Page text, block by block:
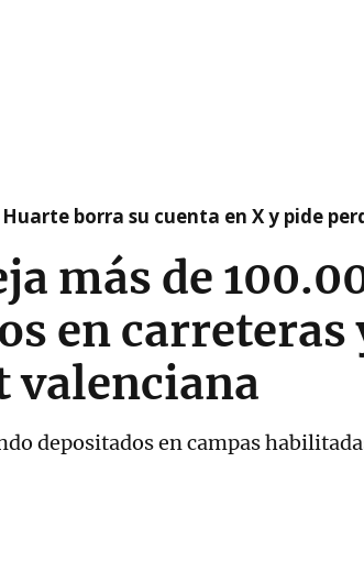
borra su cuenta en X y pide
más de
en carreteras
valenciana
depositados en campas